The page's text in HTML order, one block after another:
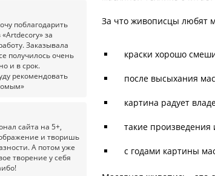
поблагодарить
«Artdecory» за
Заказывала
получилось очень
и в срок.
рекомендовать
сайта на 5+,
и творишь
А потом уже
творение у себя
За что живописцы любят
краски хорошо
после высыхания
картина радует
такие произведения
с годами картины